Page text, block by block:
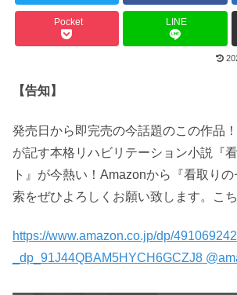
Pocket LINE
【告知】
発売日から即完売の今話題のこの作品
が記す本格リハビリテーション小説『
ト』が今熱い！Amazonから『看取り
索をぜひよろしくお願い致します。こ
https://www.amazon.co.jp/dp/
_dp_91J44QBAM5HYCH6GCZJ8